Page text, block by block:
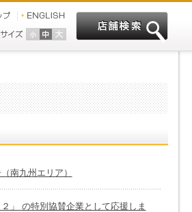
南九州エリア）
」 の特別協賛企業として応援しま